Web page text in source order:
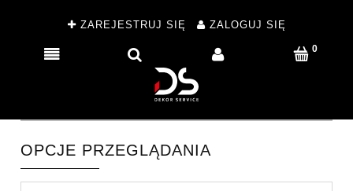
ZAREJESTRUJ SIĘ ZALOGUJ SIĘ
OPCJE PRZEGLĄDANIA